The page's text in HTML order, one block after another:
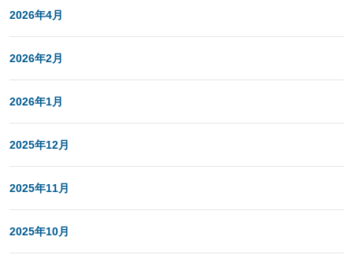
2026年4月
2026年2月
2026年1月
2025年12月
2025年11月
2025年10月